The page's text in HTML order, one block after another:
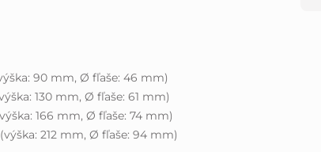
90 mm, Ø fľaše: 46 mm)
130 mm, Ø fľaše: 61 mm)
166 mm, Ø fľaše: 74 mm)
212 mm, Ø fľaše: 94 mm)